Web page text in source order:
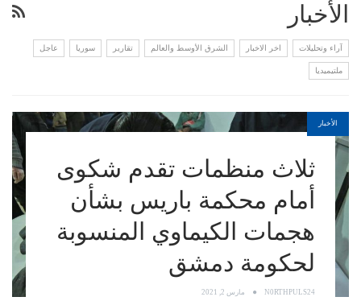
الأخبار
آراء وتحليلات اخر الاخبار الشرق الأوسط والعالم تقارير سوريا عاجل
ملتيميديا
الأخبار
ثلاث منظمات تقدم شكوى
أمام محكمة باريس بشأن
هجمات الكيماوي المنسوبة
لحكومة دمشق
N0RTHPULS24 مارس 2, 2021